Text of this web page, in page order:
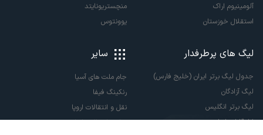
آلومینیوم اراک
استقلال خوزستان
منچستریونایتد
یوونتوس
لیگ های پرطرفدار
جدول لیگ برتر ایران (خلیج فارس)
لیگ آزادگان
لیگ برتر انگلیس
لالیگا اسپانیا
سایر
جام ملت های آسیا
رنکینگ فیفا
نقل و انتقالات اروپا
نقل و انتقالات ایران